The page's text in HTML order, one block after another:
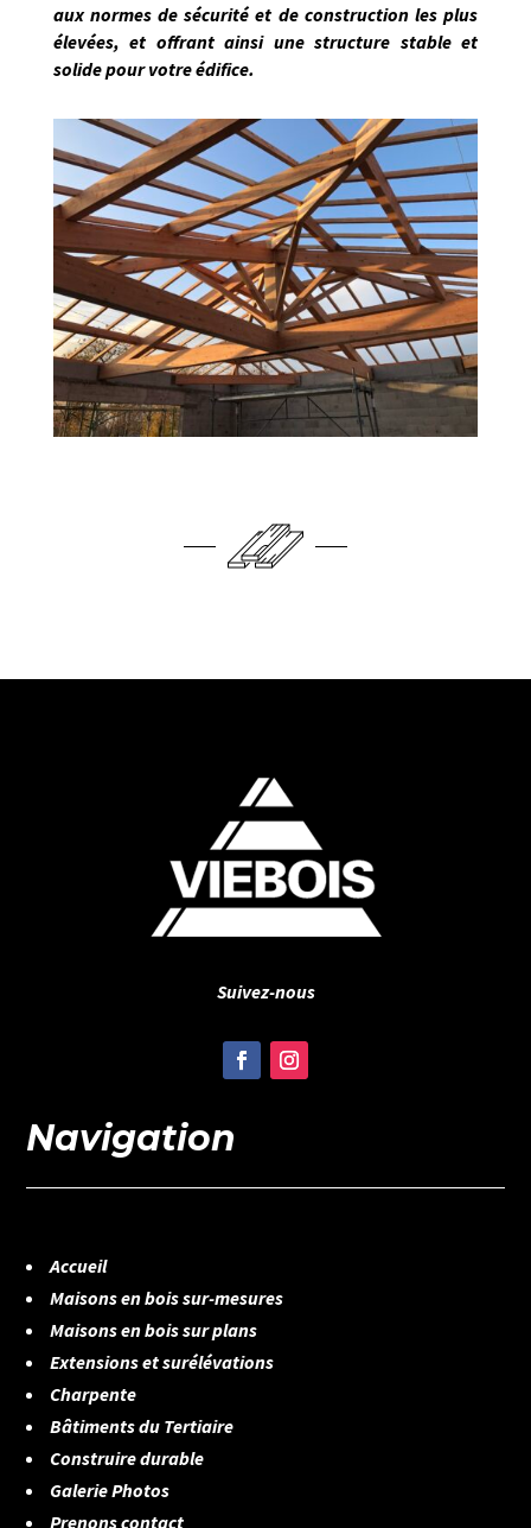
aux normes de sécurité et de construction les plus
élevées, et offrant ainsi une structure stable et
solide pour votre édifice.
Suivez-nous
Navigation
Accueil
Maisons en bois sur-mesures
Maisons en bois sur plans
Extensions et surélévations
Charpente
Bâtiments du Tertiaire
Construire durable
Galerie Photos
Prenons contact